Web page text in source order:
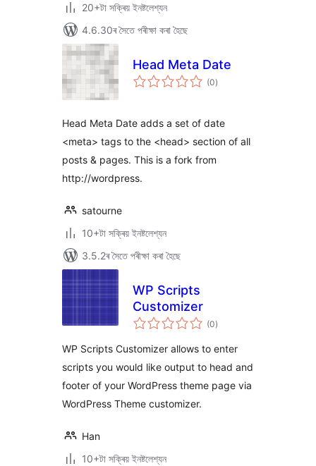
20+টা সক্ৰিয় ইনষ্টলেশ্যন
4.6.30ৰ সৈতে পৰীক্ষা কৰা হৈছে
Head Meta Date
(0টা
মুঠ)
Head Meta Date adds a set of date
<meta> tags to the <head> section of all
posts & pages. This is a fork from
http://wordpress.
satourne
10+টা সক্ৰিয় ইনষ্টলেশ্যন
3.5.2ৰ সৈতে পৰীক্ষা কৰা হৈছে
WP Scripts
Customizer
(0টা
মুঠ)
WP Scripts Customizer allows to enter
scripts you would like output to head and
footer of your WordPress theme page via
WordPress Theme customizer.
Han
10+টা সক্ৰিয় ইনষ্টলেশ্যন